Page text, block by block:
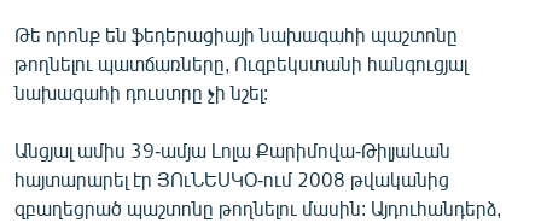
English
Русский
ՀԵՏԵՎԵՔ ՄԵԶ
Թե որոնք են ֆեդերացիայի նախագահի պաշտոնը
թողնելու պատճառները, Ուզբեկստանի հանգուցյալ
նախագահի դուստրը չի նշել:
Անցյալ ամիս 39-ամյա Լոլա Քարիմովա-Թիլյաևան
հայտարարել էր ՅՈւՆԵՍԿՕ-ում 2008 թվականից
զբաղեցրած պաշտոնը թողնելու մասին: Այդուհանդերձ,